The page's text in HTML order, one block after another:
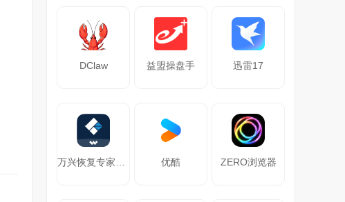
DClaw 益盟操盘手 迅雷17
优酷 ZERO浏览器